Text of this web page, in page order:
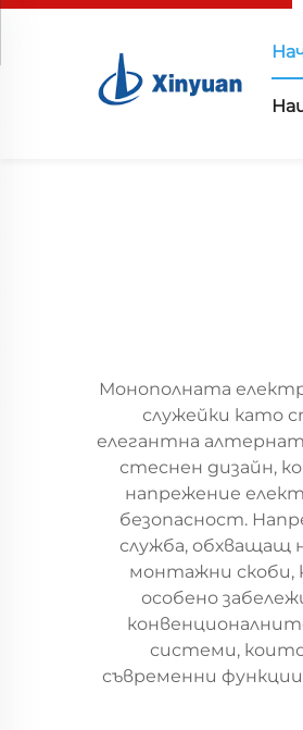
Монополната
служейки като
елегантна
стеснен дизайн,
напрежение
безопасност.
служба, обхващащ
монтажни скоби,
особено
системи,
съвременни